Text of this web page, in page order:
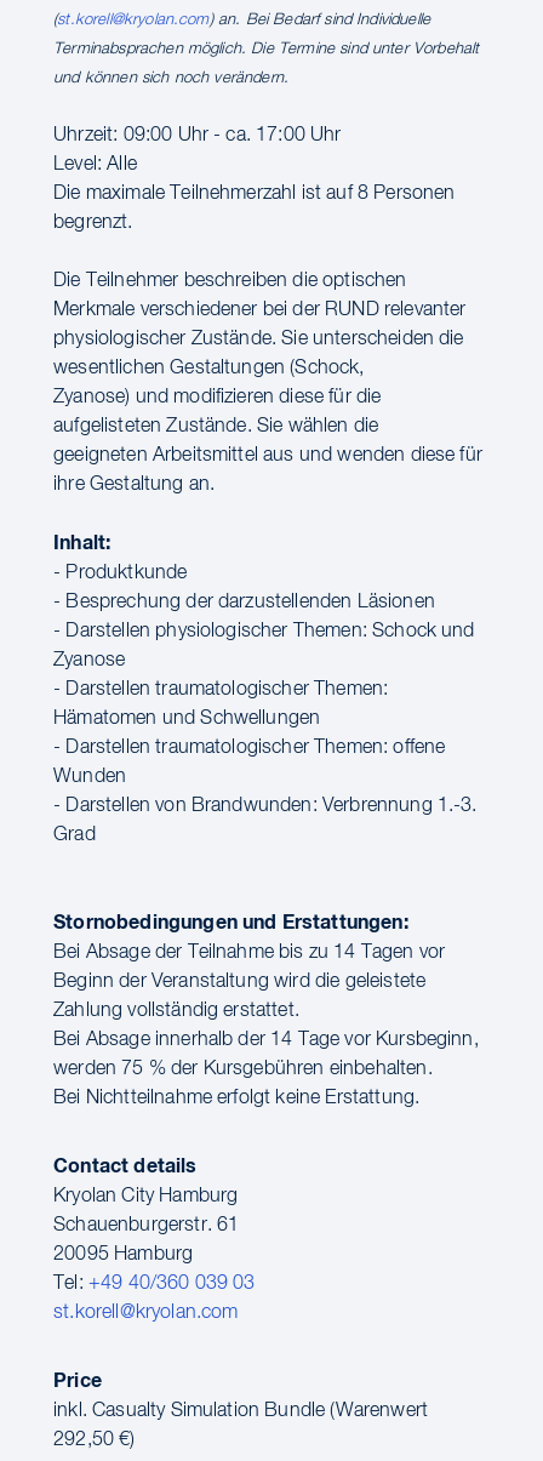
(st.korell@kryolan.com) an. Bei Bedarf sind Individuelle
Terminabsprachen möglich. Die Termine sind unter Vorbehalt
und können sich noch verändern.
Uhrzeit: 09:00 Uhr - ca. 17:00 Uhr
Level: Alle
Die maximale Teilnehmerzahl ist auf 8 Personen
begrenzt.
Die Teilnehmer beschreiben die optischen
Merkmale verschiedener bei der RUND relevanter
physiologischer Zustände. Sie unterscheiden die
wesentlichen Gestaltungen (Schock,
Zyanose) und modifizieren diese für die
aufgelisteten Zustände. Sie wählen die
geeigneten Arbeitsmittel aus und wenden diese für
ihre Gestaltung an.
Inhalt:
- Produktkunde
- Besprechung der darzustellenden Läsionen
- Darstellen physiologischer Themen: Schock und
Zyanose
- Darstellen traumatologischer Themen:
Hämatomen und Schwellungen
- Darstellen traumatologischer Themen: offene
Wunden
- Darstellen von Brandwunden: Verbrennung 1.-3.
Grad
Stornobedingungen und Erstattungen:
Bei Absage der Teilnahme bis zu 14 Tagen vor
Beginn der Veranstaltung wird die geleistete
Zahlung vollständig erstattet.
Bei Absage innerhalb der 14 Tage vor Kursbeginn,
werden 75 % der Kursgebühren einbehalten.
Bei Nichtteilnahme erfolgt keine Erstattung.
Contact details
Kryolan City Hamburg
Schauenburgerstr. 61
20095 Hamburg
Tel: +49 40/360 039 03
st.korell@kryolan.com
Price
inkl. Casualty Simulation Bundle (Warenwert
292,50 €)